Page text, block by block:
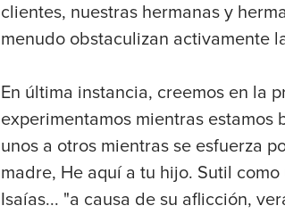
clientes, nuestras hermanas y
menudo obstaculizan activamente
En última instancia, creemos en la
experimentamos mientras estamos
unos a otros mientras se esfuerza
madre, He aquí a tu hijo. Sutil
Isaías... "a causa de su aflicción,